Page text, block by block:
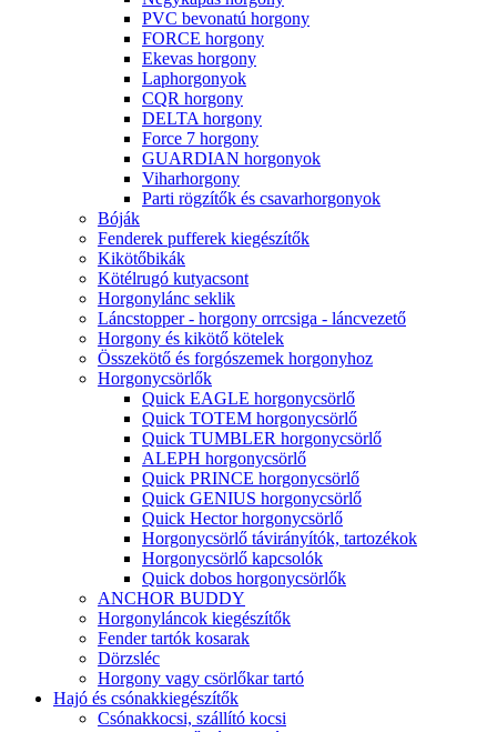
PVC bevonatú horgony
FORCE horgony
Ekevas horgony
Laphorgonyok
CQR horgony
DELTA horgony
Force 7 horgony
GUARDIAN horgonyok
Viharhorgony
Parti rögzítők és csavarhorgonyok
Bóják
Fenderek pufferek kiegészítők
Kikötőbikák
Kötélrugó kutyacsont
Horgonylánc seklik
Láncstopper - horgony orrcsiga - láncvezető
Horgony és kikötő kötelek
Összekötő és forgószemek horgonyhoz
Horgonycsörlők
Quick EAGLE horgonycsörlő
Quick TOTEM horgonycsörlő
Quick TUMBLER horgonycsörlő
ALEPH horgonycsörlő
Quick PRINCE horgonycsörlő
Quick GENIUS horgonycsörlő
Quick Hector horgonycsörlő
Horgonycsörlő távirányítók, tartozékok
Horgonycsörlő kapcsolók
Quick dobos horgonycsörlők
ANCHOR BUDDY
Horgonyláncok kiegészítők
Fender tartók kosarak
Dörzsléc
Horgony vagy csörlőkar tartó
Hajó és csónakkiegészítők
Csónakkocsi, szállító kocsi